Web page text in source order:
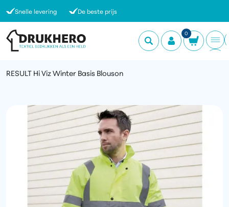
Snelle levering De beste prijs
0
RESULT Hi Viz Winter Basis Blouson